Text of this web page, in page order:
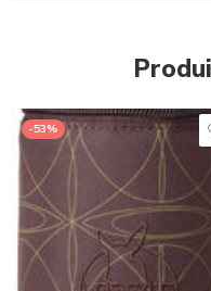
-53%